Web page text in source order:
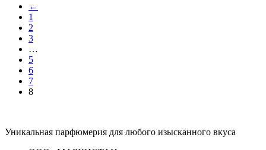
←
1
2
3
…
5
6
7
8
Уникальная парфюмерия для любого изысканного вкуса